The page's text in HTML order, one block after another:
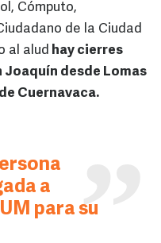
Cómputo,
de la Ciudad
al alud hay cierres
Joaquín desde Lomas
Cuernavaca.
a
para su